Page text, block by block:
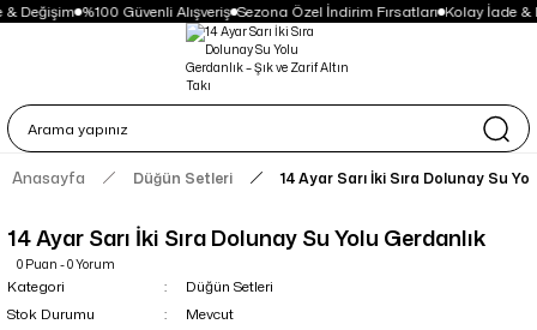
Değişim %100 Güvenli Alışveriş Sezona Özel İndirim Fırsatları Kolay İade &
Anasayfa Düğün Setleri 14 Ayar Sarı İki Sıra Dolunay Su
14 Ayar Sarı İki Sıra Dolunay Su Yolu Gerdanlık
0 Puan - 0 Yorum
Kategori
Düğün Setleri
Stok Durumu
Mevcut